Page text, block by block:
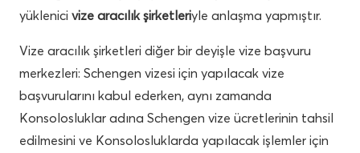
yüklenici vize aracılık şirketleriyle anlaşma yapmıştır.
Vize aracılık şirketleri diğer bir deyişle vize başvuru
merkezleri: Schengen vizesi için yapılacak vize
başvurularını kabul ederken, aynı zamanda
Konsolosluklar adına Schengen vize ücretlerinin tahsil
edilmesini ve Konsolosluklarda yapılacak işlemler için